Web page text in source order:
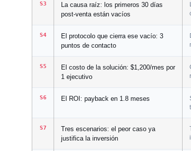
S3
La causa raíz: los primeros 30 días
post-venta están vacíos
S4
El protocolo que cierra ese vacío: 3
puntos de contacto
S5
El costo de la solución: $1,200/mes por
1 ejecutivo
S6 El ROI: payback en 1.8 meses
S7
Tres escenarios: el peor caso ya
justifica la inversión